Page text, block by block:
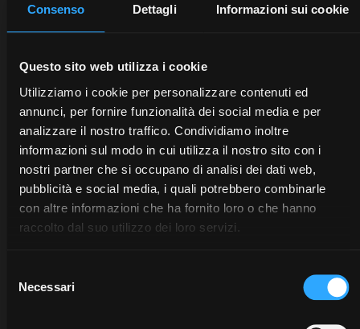
Consenso Dettagli Informazioni sui cookie
Questo sito web utilizza i cookie
Utilizziamo i cookie per personalizzare contenuti ed
annunci, per fornire funzionalità dei social media e per
analizzare il nostro traffico. Condividiamo inoltre
informazioni sul modo in cui utilizza il nostro sito con i
nostri partner che si occupano di analisi dei dati web,
pubblicità e social media, i quali potrebbero combinarle
con altre informazioni che ha fornito loro o che hanno
raccolto dal suo utilizzo dei loro servizi.
delNecessari